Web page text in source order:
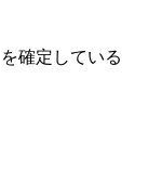
確定している